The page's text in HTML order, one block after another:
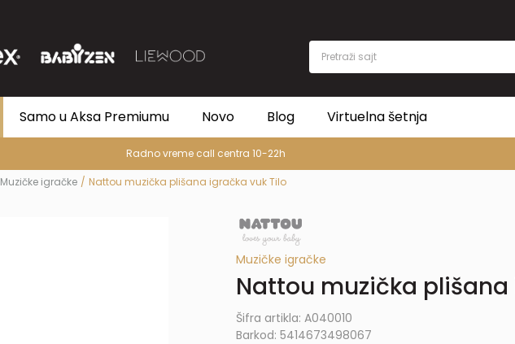
Pretraži sajt
Samo u Aksa Premiumu Novo Blog Virtuelna šetnja
Radno vreme call centra 10-22h
Muzičke igračke Nattou muzička plišana igračka vuk Tilo
Muzičke igračke
Nattou muzička
Šifra artikla: A040010
Barkod: 5414673498067